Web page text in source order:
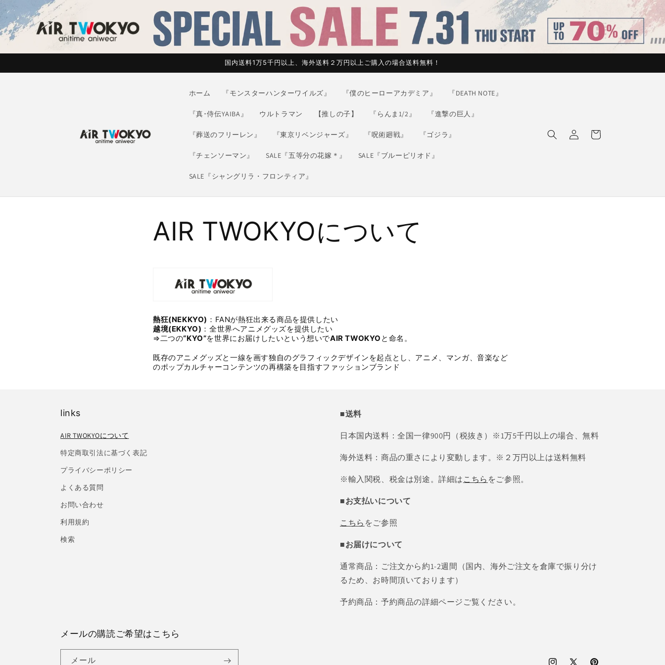
ンツに
進む
国内送料1万5千円以上、海外送料２万円以上ご購入の場合送料無料！
ホーム 『モンスターハンターワイルズ』 『僕のヒーローアカデミア』 『DEATH NOTE』
『真･侍伝YAIBA』 ウルトラマン 【推しの子】 『らんま1/2』 『進撃の巨人』
『葬送のフリーレン』 『東京リベンジャーズ』 『呪術廻戦』 『ゴジラ』
『チェンソーマン』 SALE『五等分の花嫁＊』 SALE『ブルーピリオド』
SALE『シャングリラ・フロンティア』
グ
イ
ー
AIR TWOKYOについて
熱狂(NEKKYO) ：FANが熱狂出来る商品を提供したい
越境(EKKYO) ：全世界へアニメグッズを提供したい
⇒二つの“KYO”を世界にお届けしたいという想いでAIR TWOKYO と命名。
既存のアニメグッズと一線を画す独自のグラフィックデザインを起点とし、アニメ、マンガ、音楽など
のポップカルチャーコンテンツの再構築を目指すファッションブランド
links
AIR TWOKYOについて
特定商取引法に基づく表記
プライバシーポリシー
よくある質問
お問い合わせ
利用規約
検索
■送料
日本国内送料：全国一律900円（税抜き）※1万5千円以上の場合、無料
海外送料：商品の重さにより変動します。※２万円以上は送料無料
※輸入関税、税金は別途。詳細はこちら をご参照。
■お支払いについて
こちら をご参照
■お届けについて
通常商品：ご注文から約1-2週間（国内、海外ご注文を倉庫で振り分け
るため、お時間頂いております）
予約商品：予約商品の詳細ページご覧ください。
メールの購読ご希望はこちら
メール